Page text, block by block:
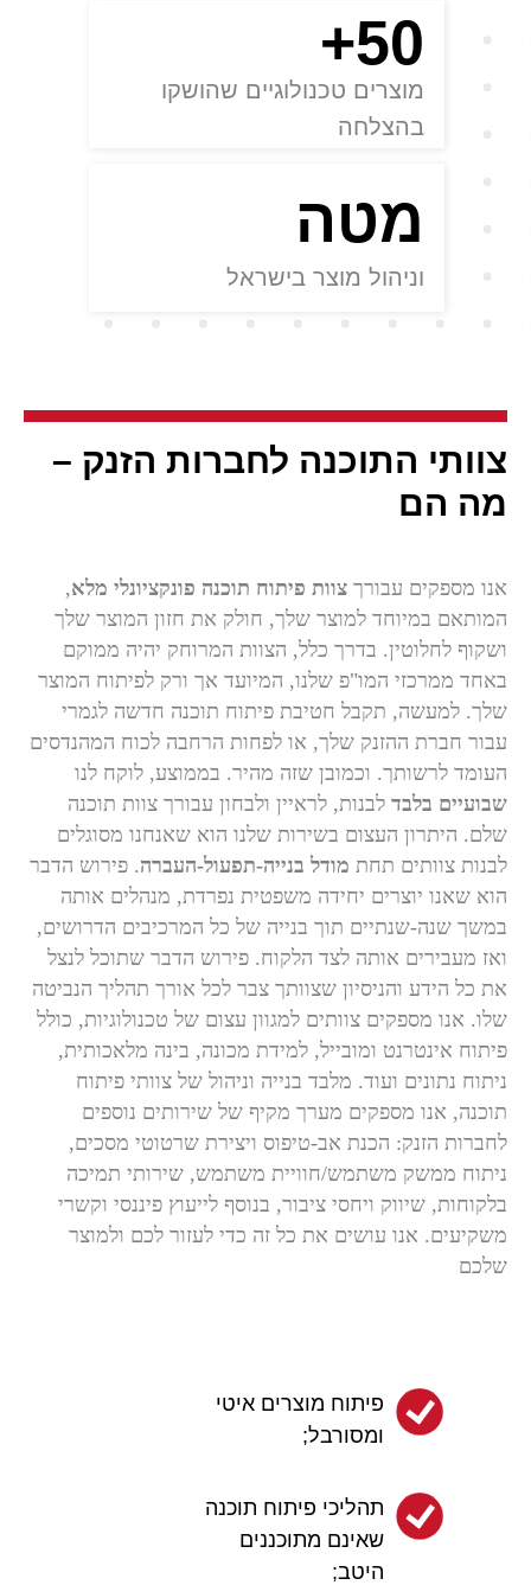
וניהול מוצר בישראל
מטה
מוצרים טכנולוגיים שהושקו
בהצלחה
50+
צוותי התוכנה לחברות הזנק –
מה הם
אנו מספקים עבורך צוות פיתוח תוכנה פונקציונלי מלא,
המותאם במיוחד למוצר שלך, חולק את חזון המוצר שלך
ושקוף לחלוטין. בדרך כלל, הצוות המרוחק יהיה ממוקם
באחד ממרכזי המו"פ שלנו, המיועד אך ורק לפיתוח המוצר
שלך. למעשה, תקבל חטיבת פיתוח תוכנה חדשה לגמרי
עבור חברת ההזנק שלך, או לפחות הרחבה לכוח המהנדסים
העומד לרשותך. וכמובן שזה מהיר. בממוצע, לוקח לנו
שבועיים בלבד לבנות, לראיין ולבחון עבורך צוות תוכנה
שלם. היתרון העצום בשירות שלנו הוא שאנחנו מסוגלים
לבנות צוותים תחת מודל בנייה-תפעול-העברה. פירוש הדבר
הוא שאנו יוצרים יחידה משפטית נפרדת, מנהלים אותה
במשך שנה-שנתיים תוך בנייה של כל המרכיבים הדרושים,
ואז מעבירים אותה לצד הלקוח. פירוש הדבר שתוכל לנצל
את כל הידע והניסיון שצוותך צבר לכל אורך תהליך הנביטה
שלו. אנו מספקים צוותים למגוון עצום של טכנולוגיות, כולל
פיתוח אינטרנט ומובייל, למידת מכונה, בינה מלאכותית,
ניתוח נתונים ועוד. מלבד בנייה וניהול של צוותי פיתוח
תוכנה, אנו מספקים מערך מקיף של שירותים נוספים
לחברות הזנק: הכנת אב-טיפוס ויצירת שרטוטי מסכים,
ניתוח ממשק משתמש/חוויית משתמש, שירותי תמיכה
בלקוחות, שיווק ויחסי ציבור, בנוסף לייעוץ פיננסי וקשרי
משקיעים. אנו עושים את כל זה כדי לעזור לכם ולמוצר
שלכם
פיתוח מוצרים איטי
ומסורבל;
תהליכי פיתוח תוכנה
שאינם מתוכננים
היטב;